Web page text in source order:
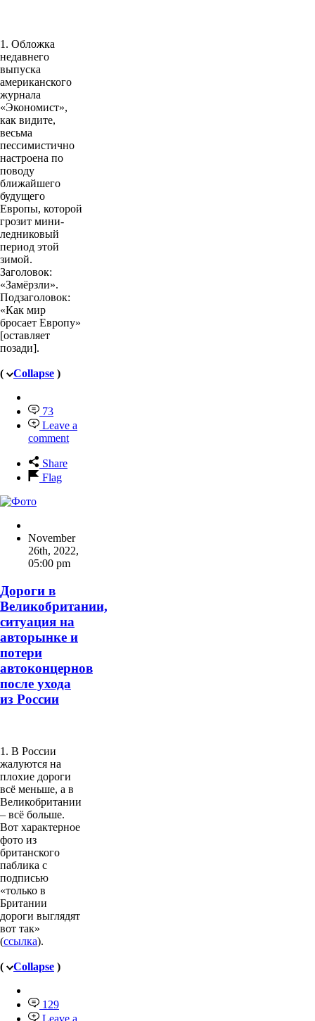
1. Обложка
недавнего
выпуска
американского
журнала
«Экономист»,
как видите,
весьма
пессимистично
настроена по
поводу
ближайшего
будущего
Европы, которой
грозит мини-
ледниковый
период этой
зимой.
Заголовок:
«Замёрзли».
Подзаголовок:
«Как мир
бросает Европу»
[оставляет
позади].
( Collapse )
73
Leave a
comment
Share
Flag
November
26th, 2022,
05:00 pm
Дороги в
Великобритании,
ситуация на
авторынке и
потери
автоконцернов
после ухода
из России
1. В России
жалуются на
плохие дороги
всё меньше, а в
Великобритании
– всё больше.
Вот характерное
фото из
британского
паблика с
подписью
«только в
Британии
дороги выглядят
вот так»
(ссылка).
( Collapse )
129